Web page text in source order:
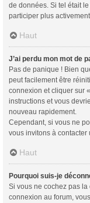
de données. Si tel était
participer plus
Haut
J’ai perdu mon mot de
Pas de panique ! Bien
peut facilement être
connexion et cliquer sur
instructions et vous
nouveau rapidement.
Cependant, si vous ne
vous invitons à contacter
Haut
Pourquoi suis-je
Si vous ne cochez pas
connexion au forum,